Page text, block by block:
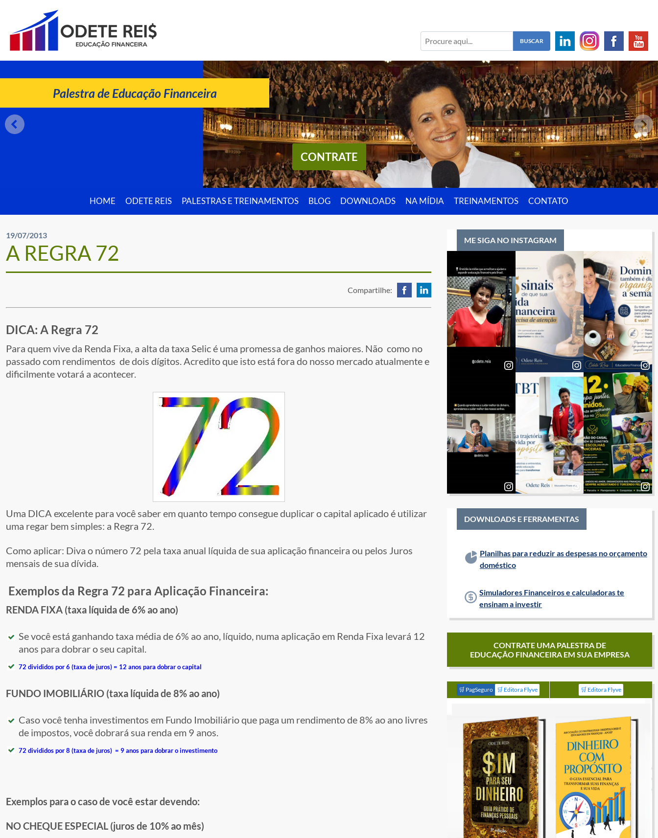
ODETE REIS
Palestrante de Educação Financeira
Palestra de Educação Financeira
CONTRATE
HOME ODETE REIS PALESTRAS E TREINAMENTOS BLOG DOWNLOADS NA MÍDIA TREINAMENTOS CONTATO
19/07/2013
A REGRA 72
Compartilhe:
DICA: A Regra 72
Para quem vive da Renda Fixa, a alta da taxa Selic é uma promessa de ganhos maiores. Não como no
passado com rendimentos de dois dígitos. Acredito que isto está fora do nosso mercado atualmente e
dificilmente votará a acontecer.
Uma DICA excelente para você saber em quanto tempo consegue duplicar o capital aplicado é utilizar
uma regar bem simples: a Regra 72.
Como aplicar: Diva o número 72 pela taxa anual líquida de sua aplicação financeira ou pelos Juros
mensais de sua dívida.
Exemplos da Regra 72 para Aplicação Financeira:
RENDA FIXA (taxa líquida de 6% ao ano)
Se você está ganhando taxa média de 6% ao ano, líquido, numa aplicação em Renda Fixa levará 12
anos para dobrar o seu capital.
72 divididos por 6 (taxa de juros) = 12 anos para dobrar o capital
FUNDO IMOBILIÁRIO (taxa líquida de 8% ao ano)
Caso você tenha investimentos em Fundo Imobiliário que paga um rendimento de 8% ao ano livres
de impostos, você dobrará sua renda em 9 anos.
72 divididos por 8 (taxa de juros) = 9 anos para dobrar o investimento
Exemplos para o caso de você estar devendo:
NO CHEQUE ESPECIAL (juros de 10% ao mês)
ME SIGA NO INSTAGRAM
DOWNLOADS E FERRAMENTAS
Planilhas para reduzir as despesas no orçamento
doméstico
Simuladores Financeiros e calculadoras te
ensinam a investir
CONTRATE UMA PALESTRA DE
EDUCAÇÃO FINANCEIRA EM SUA EMPRESA
🛒 PagSeguro 🛒 Editora Flyve 🛒 Editora Flyve